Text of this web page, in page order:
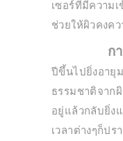
เซอร์ที่มีความ
ช่วยให้ผิวคงค
การดู
ปีขึ้นไปยิ่งอายุ
ธรรมชาติจาก
อยู่แล้วกลับยิ่ง
เวลาต่างๆก็ปร